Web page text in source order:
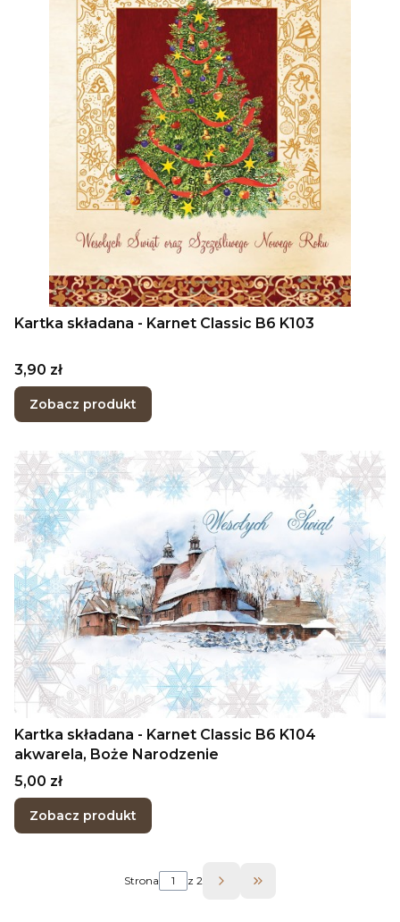
Kartka składana - Karnet Classic B6 K103
Cena
3,90 zł
Zobacz produkt
Kartka składana - Karnet Classic B6 K104
akwarela, Boże Narodzenie
Cena
5,00 zł
Zobacz produkt
Strona z 2 Przejdź do ostatniej